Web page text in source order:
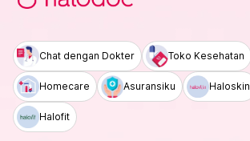
Chat dengan Dokter Toko Kesehatan
Homecare Asuransiku Haloskin
Halofit